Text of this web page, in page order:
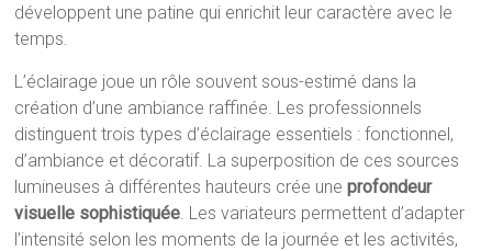
développent une patine qui enrichit leur caractère avec le
temps.
L’éclairage joue un rôle souvent sous-estimé dans la
création d’une ambiance raffinée. Les professionnels
distinguent trois types d’éclairage essentiels : fonctionnel,
d’ambiance et décoratif. La superposition de ces sources
lumineuses à différentes hauteurs crée uneprofondeur
visuelle sophistiquée . Les variateurs permettent d’adapter
l’intensité selon les moments de la journée et les activités,